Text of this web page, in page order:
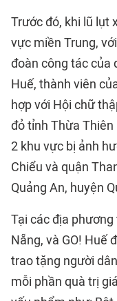
Trước đó, khi lũ lụt
vực miền Trung,
đoàn công tác của
Huế, thành viên
hợp với Hội chữ
đỏ tỉnh Thừa
2 khu vực bị ảnh
Chiểu và quận
Quảng An, huyện
Tại các địa
Nẵng, và GO! Huế
trao tặng người
mỗi phần quà trị